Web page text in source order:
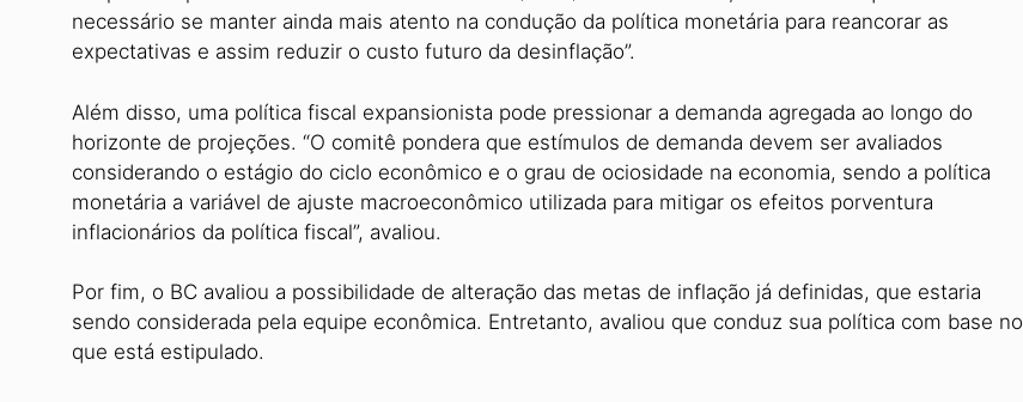
necessário se manter ainda mais atento na condução da política monetária para reancorar as
expectativas e assim reduzir o custo futuro da desinflação”.
Além disso, uma política fiscal expansionista pode pressionar a demanda agregada ao longo do
horizonte de projeções. “O comitê pondera que estímulos de demanda devem ser avaliados
considerando o estágio do ciclo econômico e o grau de ociosidade na economia, sendo a política
monetária a variável de ajuste macroeconômico utilizada para mitigar os efeitos porventura
inflacionários da política fiscal”, avaliou.
Por fim, o BC avaliou a possibilidade de alteração das metas de inflação já definidas, que estaria
sendo considerada pela equipe econômica. Entretanto, avaliou que conduz sua política com base no
que está estipulado.